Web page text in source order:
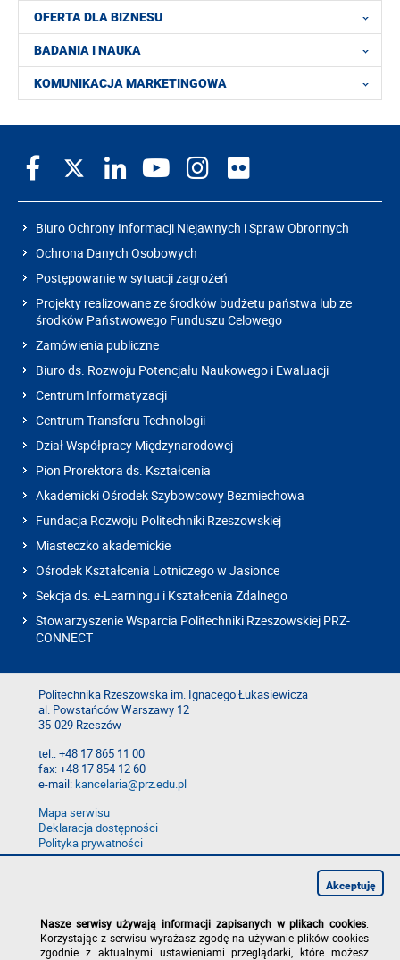
OFERTA DLA BIZNESU
BADANIA I NAUKA
KOMUNIKACJA MARKETINGOWA
Biuro Ochrony Informacji Niejawnych i Spraw Obronnych
Ochrona Danych Osobowych
Postępowanie w sytuacji zagrożeń
Projekty realizowane ze środków budżetu państwa lub ze
środków Państwowego Funduszu Celowego
Zamówienia publiczne
Biuro ds. Rozwoju Potencjału Naukowego i Ewaluacji
Centrum Informatyzacji
Centrum Transferu Technologii
Dział Współpracy Międzynarodowej
Pion Prorektora ds. Kształcenia
Akademicki Ośrodek Szybowcowy Bezmiechowa
Fundacja Rozwoju Politechniki Rzeszowskiej
Miasteczko akademickie
Ośrodek Kształcenia Lotniczego w Jasionce
Sekcja ds. e-Learningu i Kształcenia Zdalnego
Stowarzyszenie Wsparcia Politechniki Rzeszowskiej PRZ-
CONNECT
Politechnika Rzeszowska im. Ignacego Łukasiewicza
al. Powstańców Warszawy 12
35-029 Rzeszów
tel.: +48 17 865 11 00
fax: +48 17 854 12 60
e-mail:kancelaria@prz.edu.pl
Mapa serwisu
Deklaracja dostępności
Polityka prywatności
Zgłoś błąd na stronie
Nasze serwisy używają informacji zapisanych w plikach cookies
Korzystając z serwisu wyrażasz zgodę na używanie plików cookies
zgodnie z aktualnymi ustawieniami przeglądarki, które możesz
Akceptuję